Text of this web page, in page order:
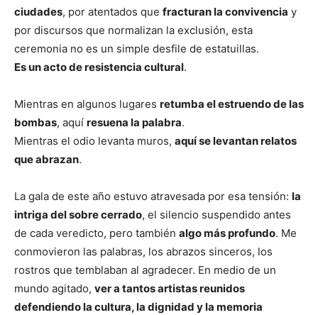
ciudades, por atentados que fracturan la convivencia y
por discursos que normalizan la exclusión, esta
ceremonia no es un simple desfile de estatuillas.
Es un acto de resistencia cultural.
Mientras en algunos lugares retumba el estruendo de las
bombas, aquí resuena la palabra.
Mientras el odio levanta muros, aquí se levantan relatos
que abrazan.
La gala de este año estuvo atravesada por esa tensión: la
intriga del sobre cerrado, el silencio suspendido antes
de cada veredicto, pero también algo más profundo. Me
conmovieron las palabras, los abrazos sinceros, los
rostros que temblaban al agradecer. En medio de un
mundo agitado, ver a tantos artistas reunidos
defendiendo la cultura, la dignidad y la memoria